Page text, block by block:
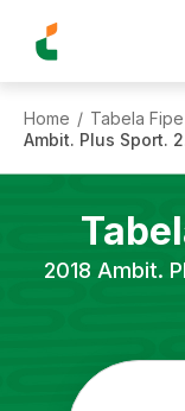
Home / Tabela Fipe
Ambit. Plus Sport.
2018 Ambit.